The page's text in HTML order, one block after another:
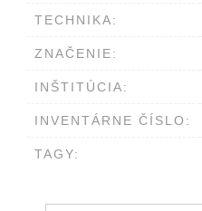
TECHNIKA:
ZNAČENIE:
INŠTITÚCIA:
INVENTÁRNE ČÍSLO:
TAGY: